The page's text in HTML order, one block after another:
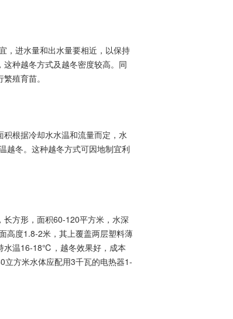
进水量和出水量要相近，以保持
种越冬方式及越冬密度较高。同
殖育苗。
根据冷却水水温和流量而定，水
越冬。这种越冬方式可因地制宜利
方形，面积60-120平方米，水深
高度1.8-2米，其上覆盖两层塑料薄
水温16-18℃，越冬效果好，成本
立方米水体应配用3千瓦的电热器1-